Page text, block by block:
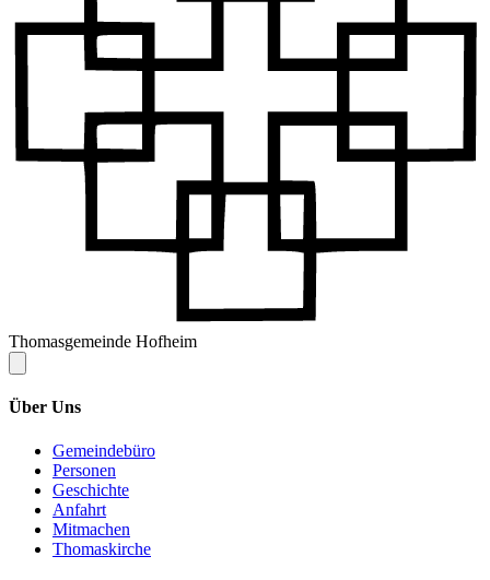
Thomasgemeinde Hofheim
Über Uns
Gemeindebüro
Personen
Geschichte
Anfahrt
Mitmachen
Thomaskirche